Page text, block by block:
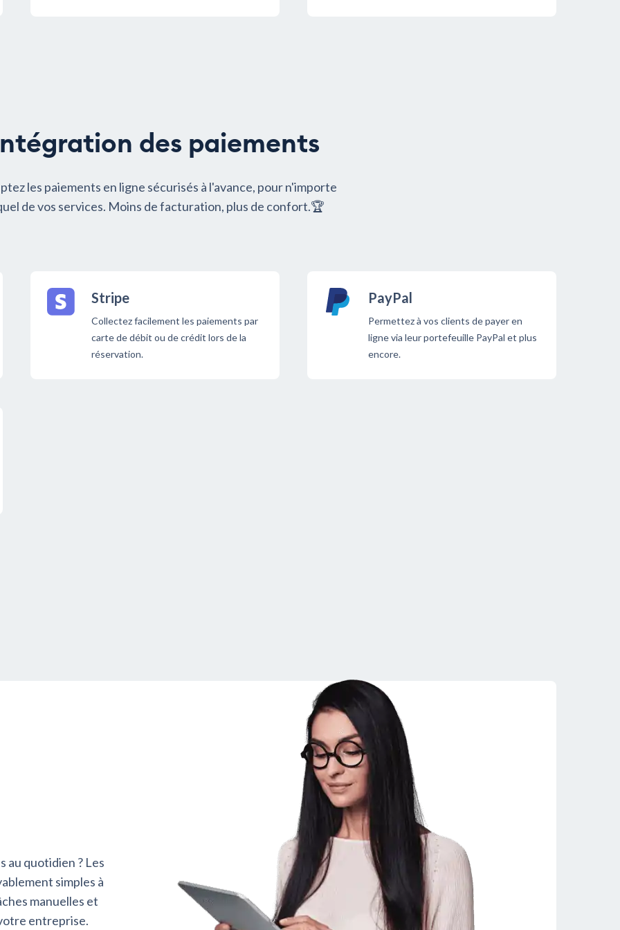
des paiements
les paiements en ligne sécurisés à l'avance, pour n'importe
de vos services. Moins de facturation, plus de confort.🏆
Stripe
Collectez facilement les paiements par
carte de débit ou de crédit lors de la
réservation.
PayPal
Permettez à vos clients de payer en
ligne via leur portefeuille PayPal et plus
encore.
au quotidien ? Les
simples à
manuelles et
entreprise.